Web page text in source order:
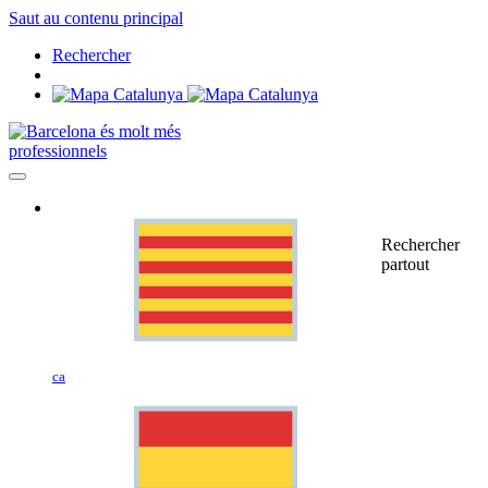
Saut au contenu principal
Rechercher
professionnels
ca
Rechercher
partout